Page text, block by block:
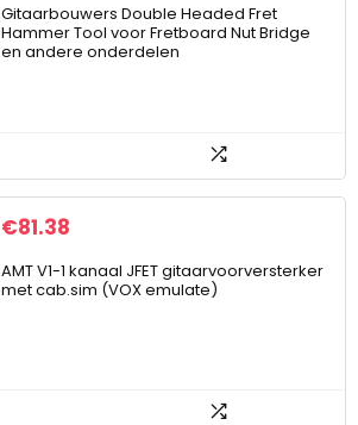
Gitaarbouwers Double Headed Fret
Hammer Tool voor Fretboard Nut Bridge
en andere onderdelen
€81.38
AMT V1-1 kanaal JFET gitaarvoorversterker
met cab.sim (VOX emulate)